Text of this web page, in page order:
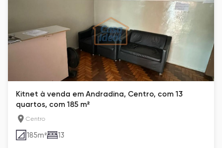
Kitnet à venda em Andradina, Centro, com 13
quartos, com 185 m²
Centro
185m² 13